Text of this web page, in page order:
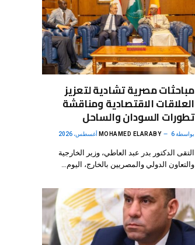
مباحثات مصرية تشادية لتعزيز
العلاقات الاقتصادية ومناقشة
تطورات السودان والساحل
بواسطة MOHAMED ELARABY 6 أغسطس، 2026
التقى الدكتور بدر عبد العاطي، وزير الخارجية
والتعاون الدولي والمصريين بالخارج، اليوم…